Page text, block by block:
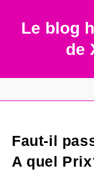
contentLe blog
de
Faut-il
A quel